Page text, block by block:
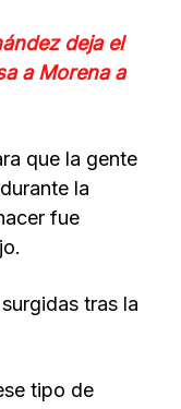
deja el
a Morena a
que la gente
la
fue
tras la
tipo de